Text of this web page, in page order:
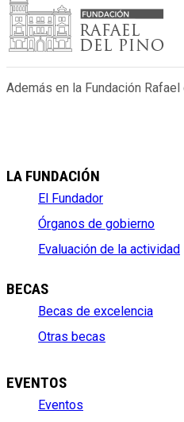
Además en la Fundación
LA FUNDACIÓN
El Fundador
Órganos de gobierno
Evaluación de la actividad
BECAS
Becas de excelencia
Otras becas
EVENTOS
Eventos